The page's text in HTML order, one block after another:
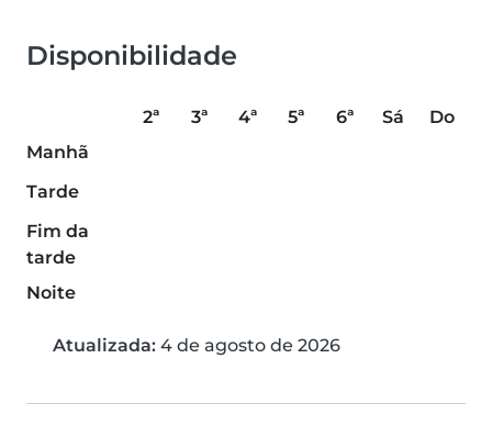
Disponibilidade
2ª 3ª 4ª 5ª 6ª Sá
Do
Manhã
Tarde
Fim da
tarde
Noite
Atualizada: 4 de agosto de 2026